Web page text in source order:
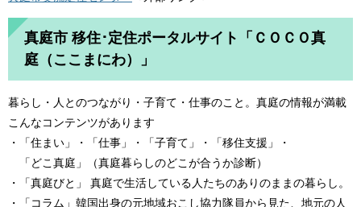
真庭市 移住･定住ポータルサイト「ＣＯＣＯ真
庭（ここまにわ）」
暮らし・人とのつながり・子育て・仕事のこと。真庭の情報が満載
こんなコンテンツがあります
・「住まい」・「仕事」・「子育て」・「移住支援」・
「どこ真庭」（真庭暮らしのどこが合うか診断）
・「真庭びと」 真庭で生活している人たちのありのままの暮らし。
・「コラム」韓国出身の元地域おこし協力隊員から見た、地元の人